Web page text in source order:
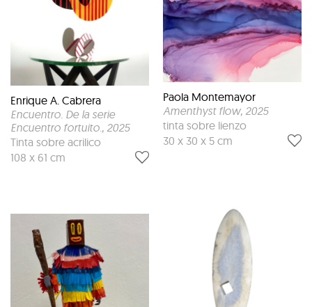
Enrique A. Cabrera
Encuentro. De la serie
Encuentro fortuito., 2025
Tinta sobre acrilico
108 x 61 cm
Paola Montemayor
Amenthyst flow, 2025
tinta sobre lienzo
30 x 30 x 5 cm